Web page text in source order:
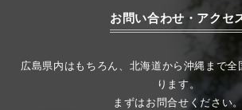
お問い合わせ・アクセ
広島県内はもちろん、北海道から沖縄まで
ります。
まずはお問合せください。